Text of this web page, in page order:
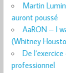
Martin
auront poussé
AaRON – I
(Whitney
De
professionnel